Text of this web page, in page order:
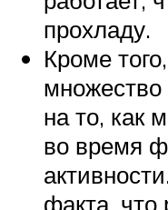
прохладу.
Кроме
на то, как
во время
факта,